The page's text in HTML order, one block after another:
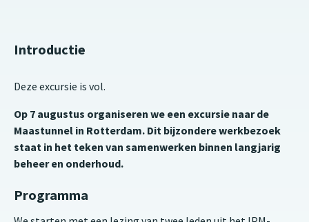
Introductie
Deze excursie is vol.
Op 7 augustus organiseren we een excursie naar de
Maastunnel in Rotterdam. Dit bijzondere werkbezoek
staat in het teken van samenwerken binnen langjarig
beheer en onderhoud.
Programma